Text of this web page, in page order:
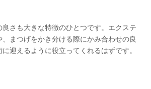
さも大きな特徴のひとつです。エクステ
まつげをかき分ける際にかみ合わせの良
迎えるように役立ってくれるはずです。